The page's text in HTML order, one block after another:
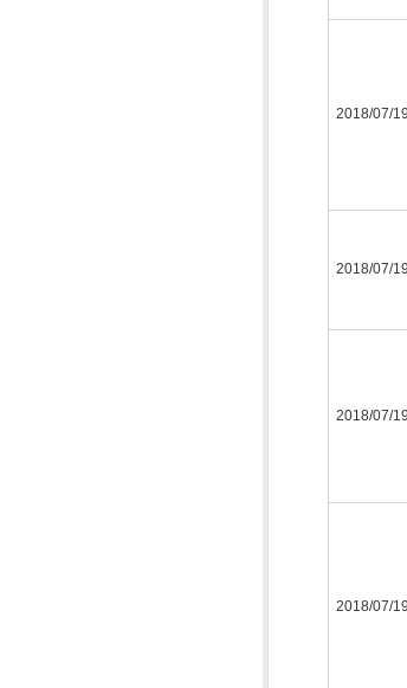
2018/07/19
2018/07/19
2018/07/19
2018/07/19